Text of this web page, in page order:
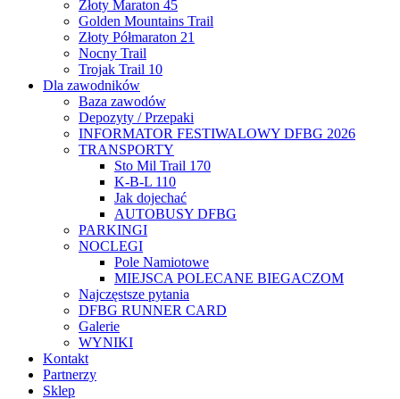
Złoty Maraton 45
Golden Mountains Trail
Złoty Półmaraton 21
Nocny Trail
Trojak Trail 10
Dla zawodników
Baza zawodów
Depozyty / Przepaki
INFORMATOR FESTIWALOWY DFBG 2026
TRANSPORTY
Sto Mil Trail 170
K-B-L 110
Jak dojechać
AUTOBUSY DFBG
PARKINGI
NOCLEGI
Pole Namiotowe
MIEJSCA POLECANE BIEGACZOM
Najczęstsze pytania
DFBG RUNNER CARD
Galerie
WYNIKI
Kontakt
Partnerzy
Sklep